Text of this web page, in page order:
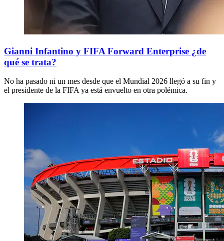
Gianni Infantino y FIFA Forward Enterprise ¿de
qué se trata?
No ha pasado ni un mes desde que el Mundial 2026 llegó a su fin y
el presidente de la FIFA ya está envuelto en otra polémica.